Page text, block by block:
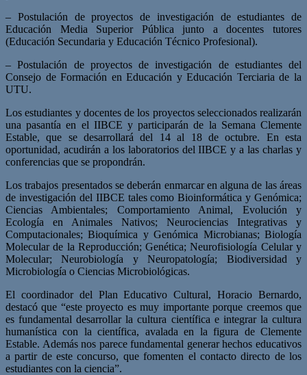
– Postulación de proyectos de investigación de estudiantes de
Educación Media Superior Pública junto a docentes tutores
(Educación Secundaria y Educación Técnico Profesional).
– Postulación de proyectos de investigación de estudiantes del
Consejo de Formación en Educación y Educación Terciaria de la
UTU.
Los estudiantes y docentes de los proyectos seleccionados realizarán
una pasantía en el IIBCE y participarán de la Semana Clemente
Estable, que se desarrollará del 14 al 18 de octubre. En esta
oportunidad, acudirán a los laboratorios del IIBCE y a las charlas y
conferencias que se propondrán.
Los trabajos presentados se deberán enmarcar en alguna de las áreas
de investigación del IIBCE tales como Bioinformática y Genómica;
Ciencias Ambientales; Comportamiento Animal, Evolución y
Ecología en Animales Nativos; Neurociencias Integrativas y
Computacionales; Bioquímica y Genómica Microbianas; Biología
Molecular de la Reproducción; Genética; Neurofisiología Celular y
Molecular; Neurobiología y Neuropatología; Biodiversidad y
Microbiología o Ciencias Microbiológicas.
El coordinador del Plan Educativo Cultural, Horacio Bernardo,
destacó que “este proyecto es muy importante porque creemos que
es fundamental desarrollar la cultura científica e integrar la cultura
humanística con la científica, avalada en la figura de Clemente
Estable. Además nos parece fundamental generar hechos educativos
a partir de este concurso, que fomenten el contacto directo de los
estudiantes con la ciencia”.